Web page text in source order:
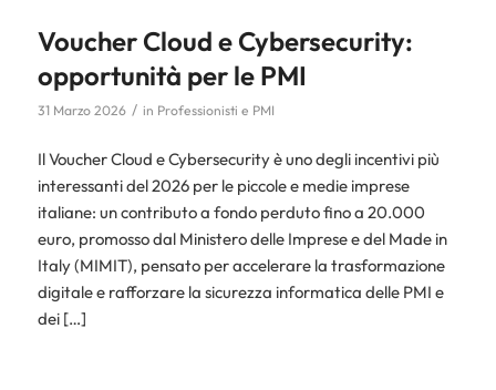
Voucher Cloud e Cybersecurity:
opportunità per le PMI
31 Marzo 2026 / in Professionisti e PMI
Il Voucher Cloud e Cybersecurity è uno degli incentivi più
interessanti del 2026 per le piccole e medie imprese
italiane: un contributo a fondo perduto fino a 20.000
euro, promosso dal Ministero delle Imprese e del Made in
Italy (MIMIT), pensato per accelerare la trasformazione
digitale e rafforzare la sicurezza informatica delle PMI e
dei […]